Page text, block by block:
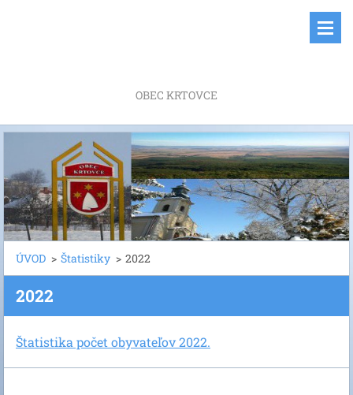
OBEC KRTOVCE
ÚVOD > Štatistiky > 2022
2022
Štatistika počet obyvateľov 2022.